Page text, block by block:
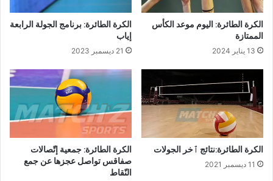
الكرة الطائرة: اليوم موعد الكأس
الممتازة
13 يناير 2024
الكرة الطائرة: برنامج الجولة الرابعة
إياب
21 ديسمبر 2023
الكرة الطائرة:نتائج ٱخر الجولات
11 ديسمبر 2021
الكرة الطائرة: جمعية إتّصالات
صفاقس تواصل عجزها عن جمع
النّقاط